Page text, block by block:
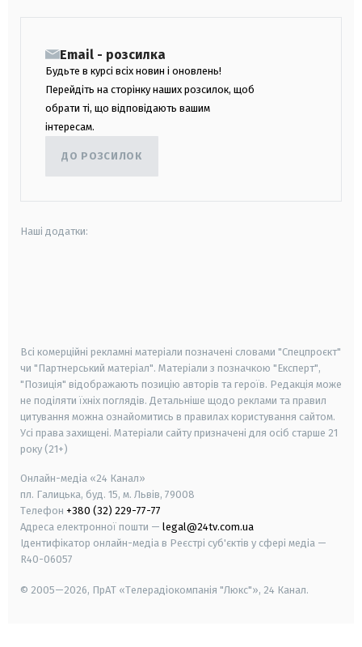
Email - розсилка
Будьте в курсі всіх новин і оновлень!
Перейдіть на сторінку наших розсилок, щоб
обрати ті, що відповідають вашим
інтересам.
ДО РОЗСИЛОК
Наші додатки:
Всі комерційні рекламні матеріали позначені словами "Спецпроєкт"
чи "Партнерський матеріал". Матеріали з позначкою "Експерт",
"Позиція" відображають позицію авторів та героїв. Редакція може
не поділяти їхніх поглядів. Детальніше щодо реклами та правил
цитування можна ознайомитись в правилах користування сайтом.
Усі права захищені. Матеріали сайту призначені для осіб старше 21
року (21+)
Онлайн-медіа «24 Канал»
пл. Галицька, буд. 15, м. Львів, 79008
Телефон +380 (32) 229-77-77
Адреса електронної пошти — legal@24tv.com.ua
Ідентифікатор онлайн-медіа в Реєстрі суб'єктів у сфері медіа —
R40-06057
© 2005—2026, ПрАТ «Телерадіокомпанія "Люкс"», 24 Канал.